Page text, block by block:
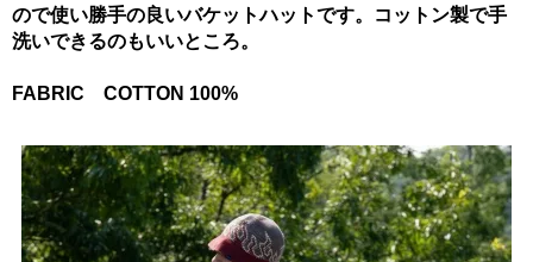
ので使い勝手の良いバケットハットです。コットン製で手
洗いできるのもいいところ。
FABRIC COTTON 100%